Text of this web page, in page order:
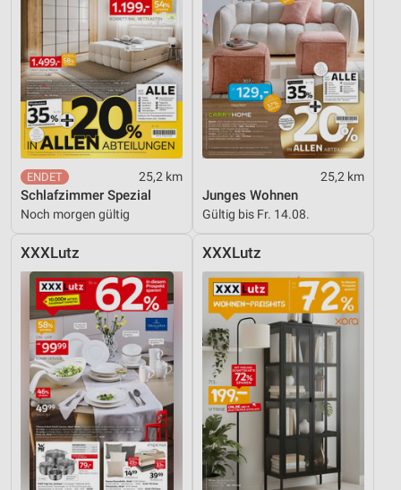
25,2 km
Schlafzimmer Spezial
Noch morgen gültig
25,2 km
Junges Wohnen
Gültig bis Fr. 14.08.
XXXLutz XXXLutz